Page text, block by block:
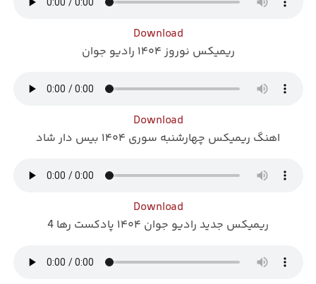
Download
ریمیکس نوروز ۱۴۰۴ رادیو جوان
Download
اهنگ ریمیکس چهارشنبه سوری ۱۴۰۴ بیس دار شاد
Download
ریمیکس جدید رادیو جوان ۱۴۰۴ پادکست رها 4